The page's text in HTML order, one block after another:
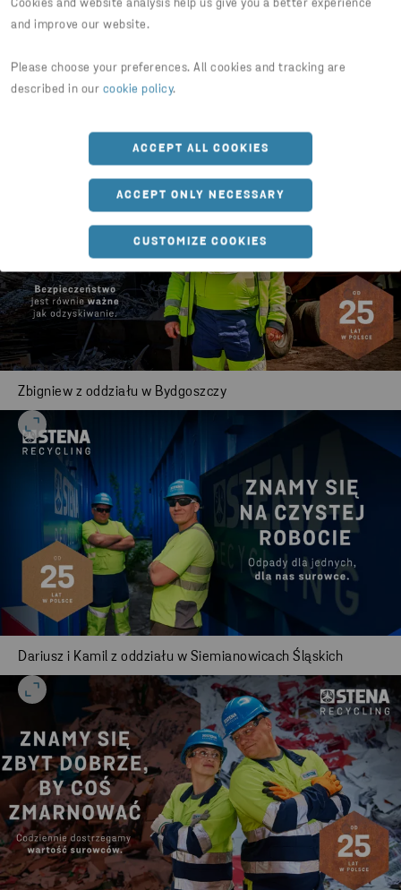
Cookies and website analysis help us give you a better experience
and improve our website.
Please choose your preferences. All cookies and tracking are
described in our cookie policy.
ACCEPT ALL COOKIES
ACCEPT ONLY NECESSARY
CUSTOMIZE COOKIES
Zbigniew z oddziału w Bydgoszczy
Dariusz i Kamil z oddziału w Siemianowicach Śląskich